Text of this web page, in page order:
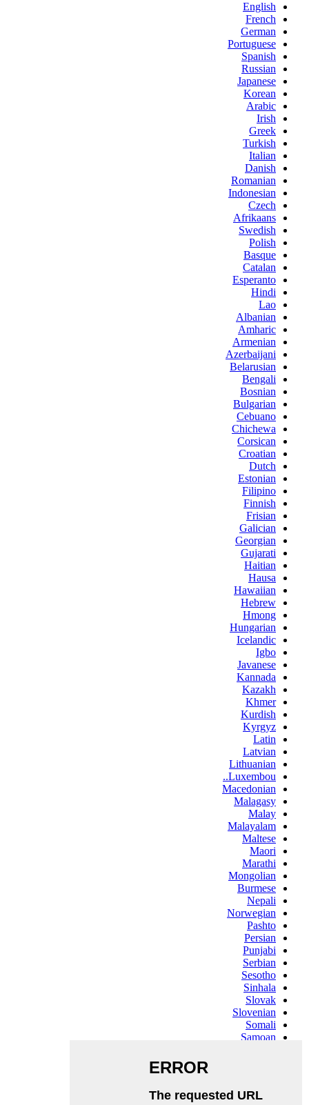
English
French
German
Portuguese
Spanish
Russian
Japanese
Korean
Arabic
Irish
Greek
Turkish
Italian
Danish
Romanian
Indonesian
Czech
Afrikaans
Swedish
Polish
Basque
Catalan
Esperanto
Hindi
Lao
Albanian
Amharic
Armenian
Azerbaijani
Belarusian
Bengali
Bosnian
Bulgarian
Cebuano
Chichewa
Corsican
Croatian
Dutch
Estonian
Filipino
Finnish
Frisian
Galician
Georgian
Gujarati
Haitian
Hausa
Hawaiian
Hebrew
Hmong
Hungarian
Icelandic
Igbo
Javanese
Kannada
Kazakh
Khmer
Kurdish
Kyrgyz
Latin
Latvian
Lithuanian
Luxembou..
Macedonian
Malagasy
Malay
Malayalam
Maltese
Maori
Marathi
Mongolian
Burmese
Nepali
Norwegian
Pashto
Persian
Punjabi
Serbian
Sesotho
Sinhala
Slovak
Slovenian
Somali
Samoan
Swahili